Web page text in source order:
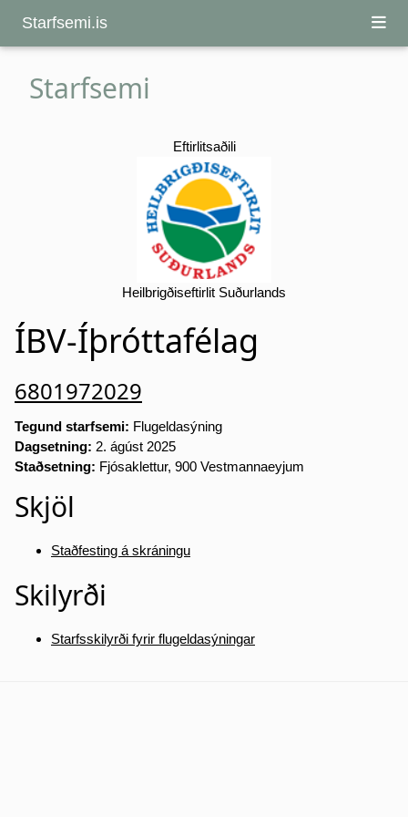
Starfsemi.is
Starfsemi
Eftirlitsaðili
Heilbrigðiseftirlit Suðurlands
ÍBV-Íþróttafélag
6801972029
Tegund starfsemi: Flugeldasýning
Dagsetning: 2. ágúst 2025
Staðsetning: Fjósaklettur, 900 Vestmannaeyjum
Skjöl
Staðfesting á skráningu
Skilyrði
Starfsskilyrði fyrir flugeldasýningar